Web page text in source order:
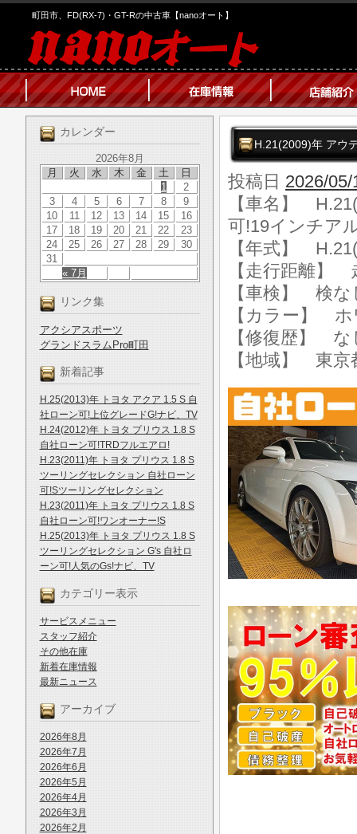
町田市、FD(RX-7)・GT-Rの中古車【nanoオート】
カレンダー
2026年8月
月
火 水 木 金 土 日
« 7月
1
2
3
4 5 6 7 8
9
10
11 12 13 14 15
16
17
18 19 20 21 22
23
24
25 26 27 28 29
30
31
リンク集
アクシアスポーツ
グランドスラムPro町田
新着記事
H.25(2013)年 トヨタ アクア 1.5 S 自
社ローン可!上位グレードG!ナビ、TV
H.24(2012)年 トヨタ プリウス 1.8 S
自社ローン可!TRDフルエアロ!
H.23(2011)年 トヨタ プリウス 1.8 S
ツーリングセレクション 自社ローン
可!Sツーリングセレクション
H.23(2011)年 トヨタ プリウス 1.8 S
自社ローン可!ワンオーナー!S
H.25(2013)年 トヨタ プリウス 1.8 S
ツーリングセレクション G's 自社ロ
ーン可!人気のGs!ナビ、TV
カテゴリー表示
サービスメニュー
スタッフ紹介
その他在庫
新着在庫情報
最新ニュース
アーカイブ
2026年8月
2026年7月
2026年6月
2026年5月
2026年4月
2026年3月
2026年2月
H.21(2009)年 アウ
投稿日 2026/05/
【車名】
可!19インチア
【年式】
【走行距離】
【車検】 検な
【カラー】
【修復歴】 な
【地域】 東京